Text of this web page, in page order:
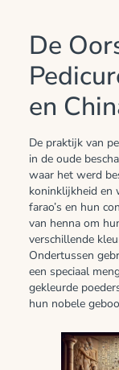
De
en
De praktijk van
in de oude
waar het werd
koninklijkheid en
farao’s en hun
van henna om
verschillende
Ondertussen
een speciaal
gekleurde
hun nobele